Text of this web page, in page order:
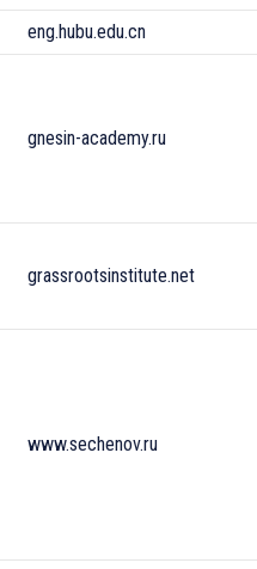
eng.hubu.edu.cn
gnesin-academy.ru
grassrootsinstitute.net
www.sechenov.ru